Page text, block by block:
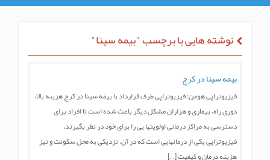
هایی با برچسب "بیمه سینا"
سینا در کرج
هومن: فیزیوتراپی طرف قرارداد با بیمه سینا در کرج هزینه بالا،
راه، بیماری و هزاران مشکل دیگر باعث شده است تا افراد برای
به مراکز درمانی اولویتها یی را برای خود در نظر بگیرند.
یکی از درمانهایی است که در آن، نزدیکی به محل سکونت و نیز
درمان و کیفیت […]